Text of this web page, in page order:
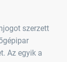
szerzett
Az egyik a